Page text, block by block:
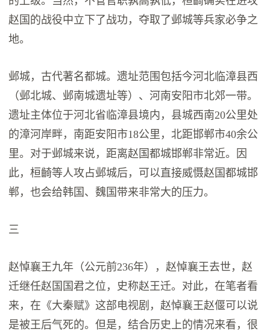
赵国的战役中立下了战功，夺取了邺城等兵家必争之
地。
邺城，古代著名都城。遗址范围包括今河北临漳县西
（邺北城、邺南城遗址等）、河南安阳市北郊一带。
遗址主体位于河北省临漳县境内，县城西南20公里处
的漳河岸畔，南距安阳市18公里，北距邯郸市40余公
里。对于邺城来说，距离赵国都城邯郸非常近。因
此，桓齮等人攻占邺城后，可以直接威慑赵国都城邯
郸，也会给韩国、魏国带来非常大的压力。
三
赵悼襄王九年（公元前236年），赵悼襄王去世，赵
迁继任赵国国君之位，史称赵王迁。对此，在笔者看
来，在《大秦赋》这部电视剧，赵悼襄王赵偃可以说
是被王后气死的。但是，结合历史上的情况来看，很